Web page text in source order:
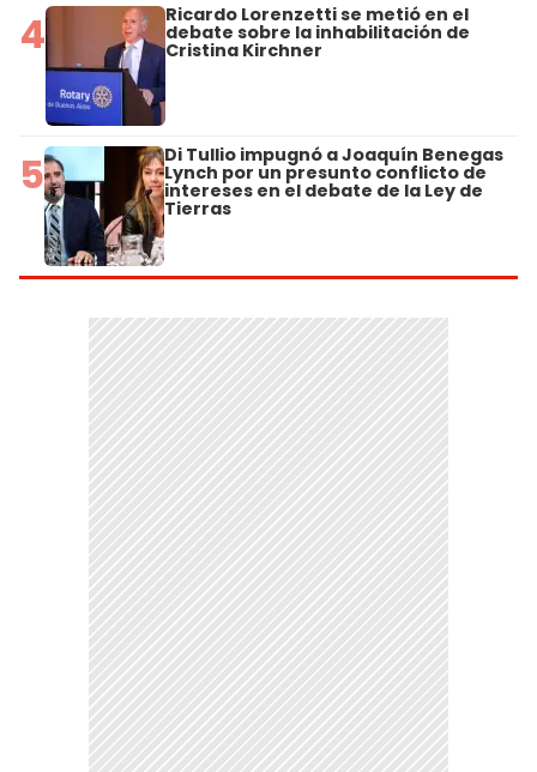
4 Ricardo Lorenzetti se metió en el
debate sobre la inhabilitación de
Cristina Kirchner
5 Di Tullio impugnó a Joaquín Benegas
Lynch por un presunto conflicto de
intereses en el debate de la Ley de
Tierras